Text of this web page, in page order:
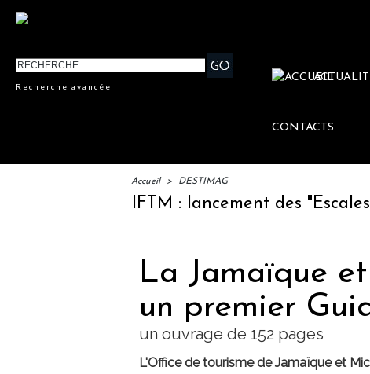
Recherche avancée
CONTACTS
Accueil > DESTIMAG
IFTM : lancement des "Escales
La Jamaïque
un premier
un ouvrage de 152 pages
L'Office de tourisme de Jamaïque et